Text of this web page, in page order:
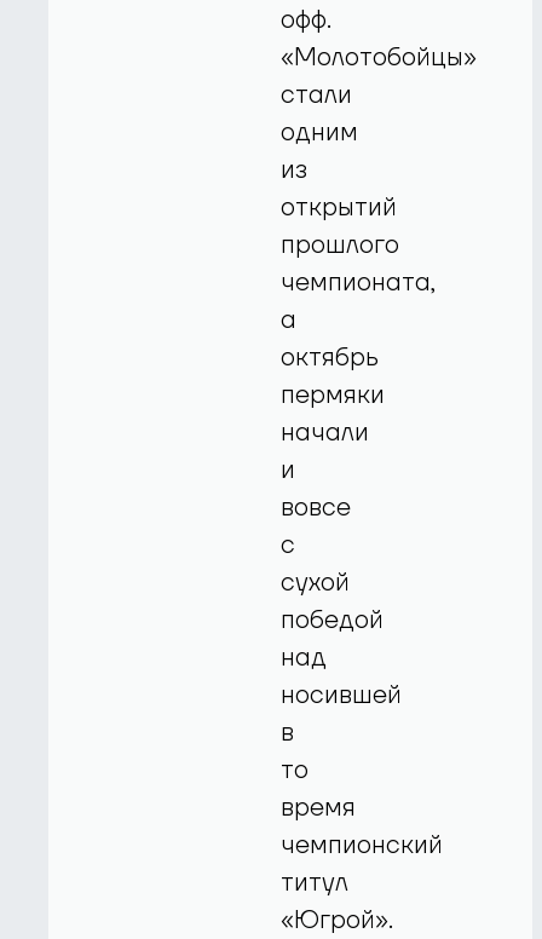
офф.
«Молотобойцы»
стали
одним
из
открытий
прошлого
чемпионата,
а
октябрь
пермяки
начали
и
вовсе
с
сухой
победой
над
носившей
в
то
время
чемпионский
титул
«Югрой».